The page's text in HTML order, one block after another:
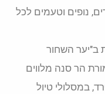
נופים וטעמים לכל
ב"יער השחור
הר סנה מלווים
במסלולי טיול